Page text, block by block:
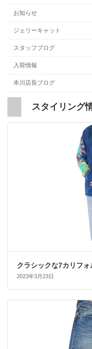
お知らせ
ジェリーキャット
スタッフブログ
入荷情報
本川店長ブログ
スタイリング
クラシックな7カリフ
2023年3月23日